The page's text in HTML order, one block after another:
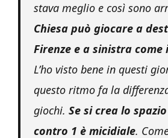
stava meglio e così sono
Chiesa può giocare a
Firenze e a sinistra come
L’ho visto bene in questi
questo ritmo fa la
giochi. Se si crea lo spazio
contro 1 è micidiale.